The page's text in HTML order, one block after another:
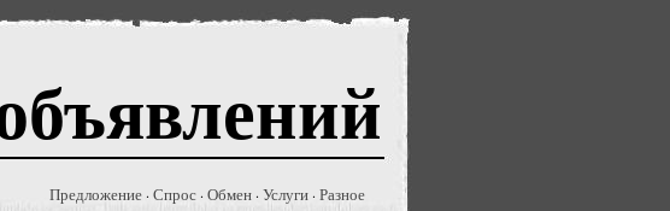
Предложение · Спрос · Обмен · Услуги · Разное